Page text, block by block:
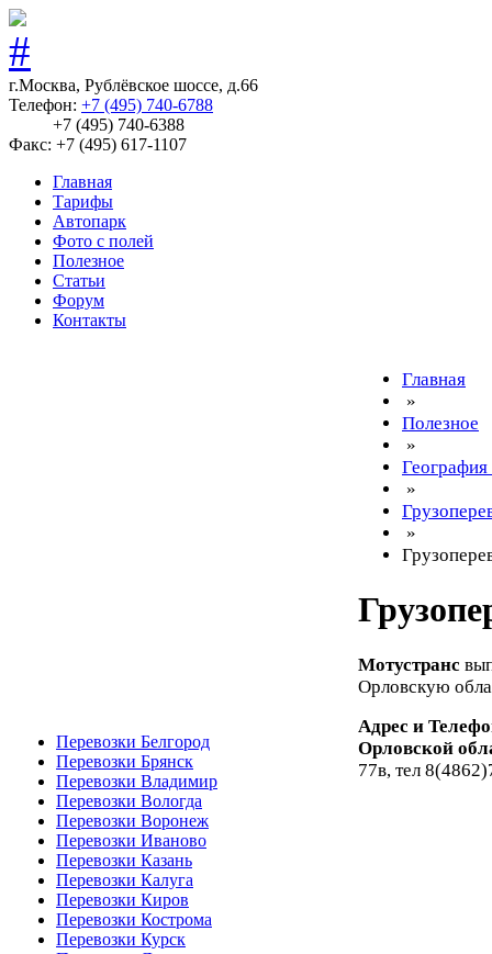
г.Москва, Рублёвское шоссе, д.66
Телефон: +7 (495) 740-6788
+7 (495) 740-6388
Факс: +7 (495) 617-1107
Главная
Тарифы
Автопарк
Фото с полей
Полезное
Статьи
Форум
Контакты
Перевозки Белгород
Перевозки Брянск
Перевозки Владимир
Перевозки Вологда
Перевозки Воронеж
Перевозки Иваново
Перевозки Казань
Перевозки Калуга
Перевозки Киров
Перевозки Кострома
Перевозки Курск
Главная
»
Полезное
»
География
»
»
Мотустранс
Орловскую
Адрес и
Орловской
77в, тел